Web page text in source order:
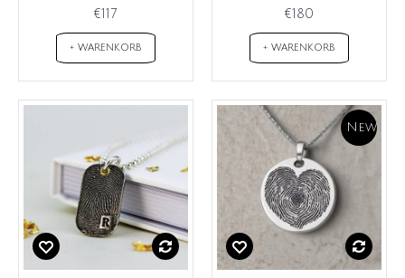
€117
+ WARENKORB
€180
+ WARENKORB
New